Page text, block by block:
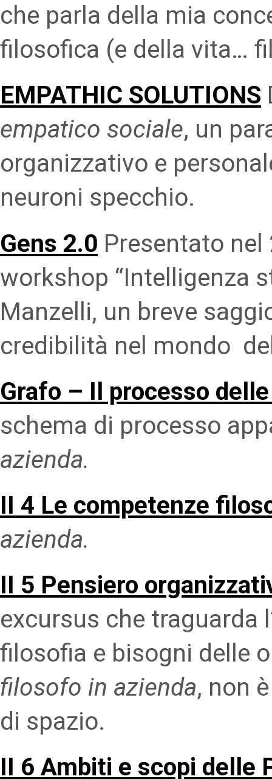
che parla della mia
filosofica (e della vita…
EMPATHIC SOLUTIONS
empatico sociale, un
organizzativo e
neuroni specchio.
Gens 2.0 Presentato
workshop “Intelligenza
Manzelli, un breve
credibilità nel mondo
Grafo – Il processo
schema di processo
azienda.
II 4 Le competenze
azienda.
II 5 Pensiero
excursus che traguarda
filosofia e bisogni delle
filosofo in azienda, non
di spazio.
II 6 Ambiti e scopi delle